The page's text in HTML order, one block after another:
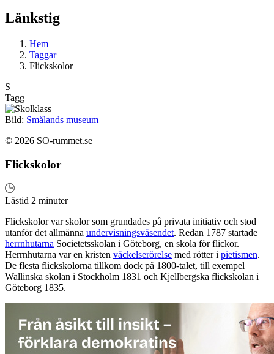
Länkstig
Hem
Taggar
Flickskolor
S
Tagg
Bild: Smålands museum
© 2026 SO-rummet.se
Flickskolor
Lästid 2 minuter
Flickskolor var skolor som grundades på privata initiativ och stod
utanför det allmänna undervisningsväsendet. Redan 1787 startade
herrnhutarna Societetsskolan i Göteborg, en skola för flickor.
Herrnhutarna var en kristen väckelserörelse med rötter i pietismen.
De flesta flickskolorna tillkom dock på 1800-talet, till exempel
Wallinska skolan i Stockholm 1831 och Kjellbergska flickskolan i
Göteborg 1835.